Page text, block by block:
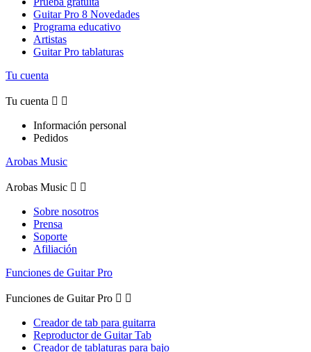
Guitar Pro 8 Novedades
Programa educativo
Artistas
Guitar Pro tablaturas
Tu cuenta
Tu cuenta  
Información personal
Pedidos
Arobas Music
Arobas Music  
Sobre nosotros
Prensa
Soporte
Afiliación
Funciones de Guitar Pro
Funciones de Guitar Pro  
Creador de tab para guitarra
Reproductor de Guitar Tab
Creador de tablaturas para bajo